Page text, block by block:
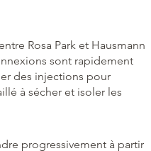
Rosa Park et Hausmann
sont rapidement
des injections pour
à sécher et isoler les
progressivement à partir